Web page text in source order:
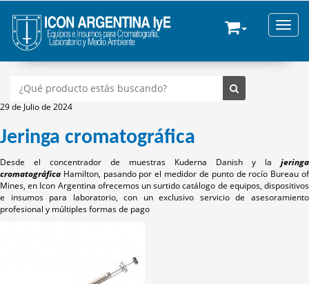
29 de Julio de 2024
Jeringa cromatográfica
Desde el concentrador de muestras Kuderna Danish y la jeringa
cromatográfica Hamilton, pasando por el medidor de punto de rocío Bureau of
Mines, en Icon Argentina ofrecemos un surtido catálogo de equipos, dispositivos
e insumos para laboratorio, con un exclusivo servicio de asesoramiento
profesional y múltiples formas de pago